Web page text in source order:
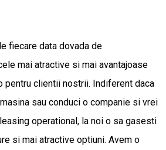
fiecare data dovada de
mai atractive si mai avantajoase
pentru clientii nostrii. Indiferent daca
sau conduci o companie si vrei
operational, la noi o sa gasesti
si mai atractive optiuni. Avem o